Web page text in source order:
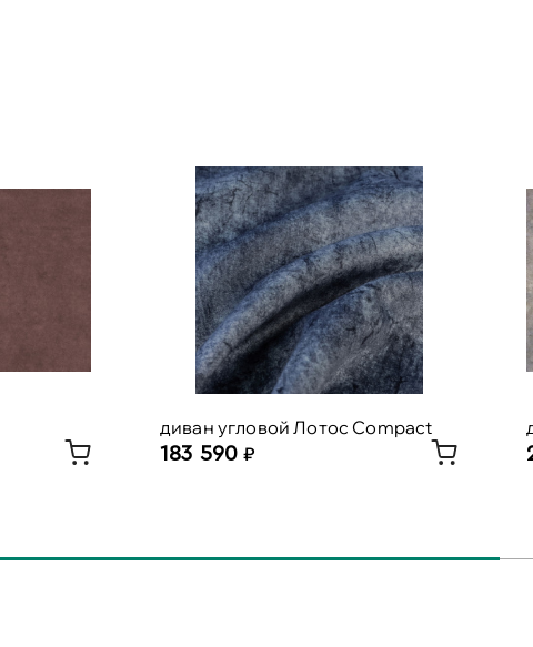
диван угловой Лотос Compact
183 590